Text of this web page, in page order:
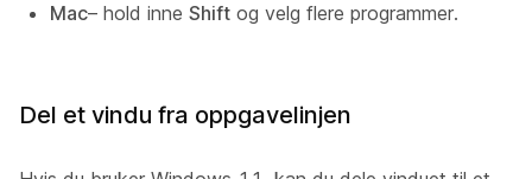
Mac– hold inne Shift og velg flere programmer.
Del et vindu fra oppgavelinjen